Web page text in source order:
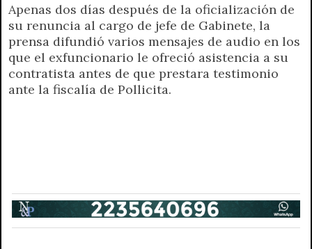
Apenas dos días después de la oficialización de
su renuncia al cargo de jefe de Gabinete, la
prensa difundió varios mensajes de audio en los
que el exfuncionario le ofreció asistencia a su
contratista antes de que prestara testimonio
ante la fiscalía de Pollicita.